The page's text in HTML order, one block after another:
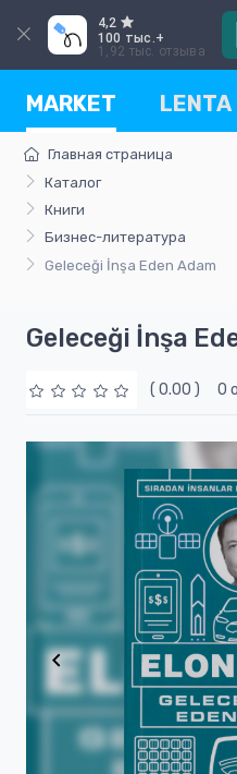
4,2
100 тыс.+
1,92 тыс. отзыва
MARKET LENTA
Главная страница
Каталог
Книги
Бизнес-литература
Geleceği İnşa Eden Adam
Geleceği İnşa
( 0.00 ) 0